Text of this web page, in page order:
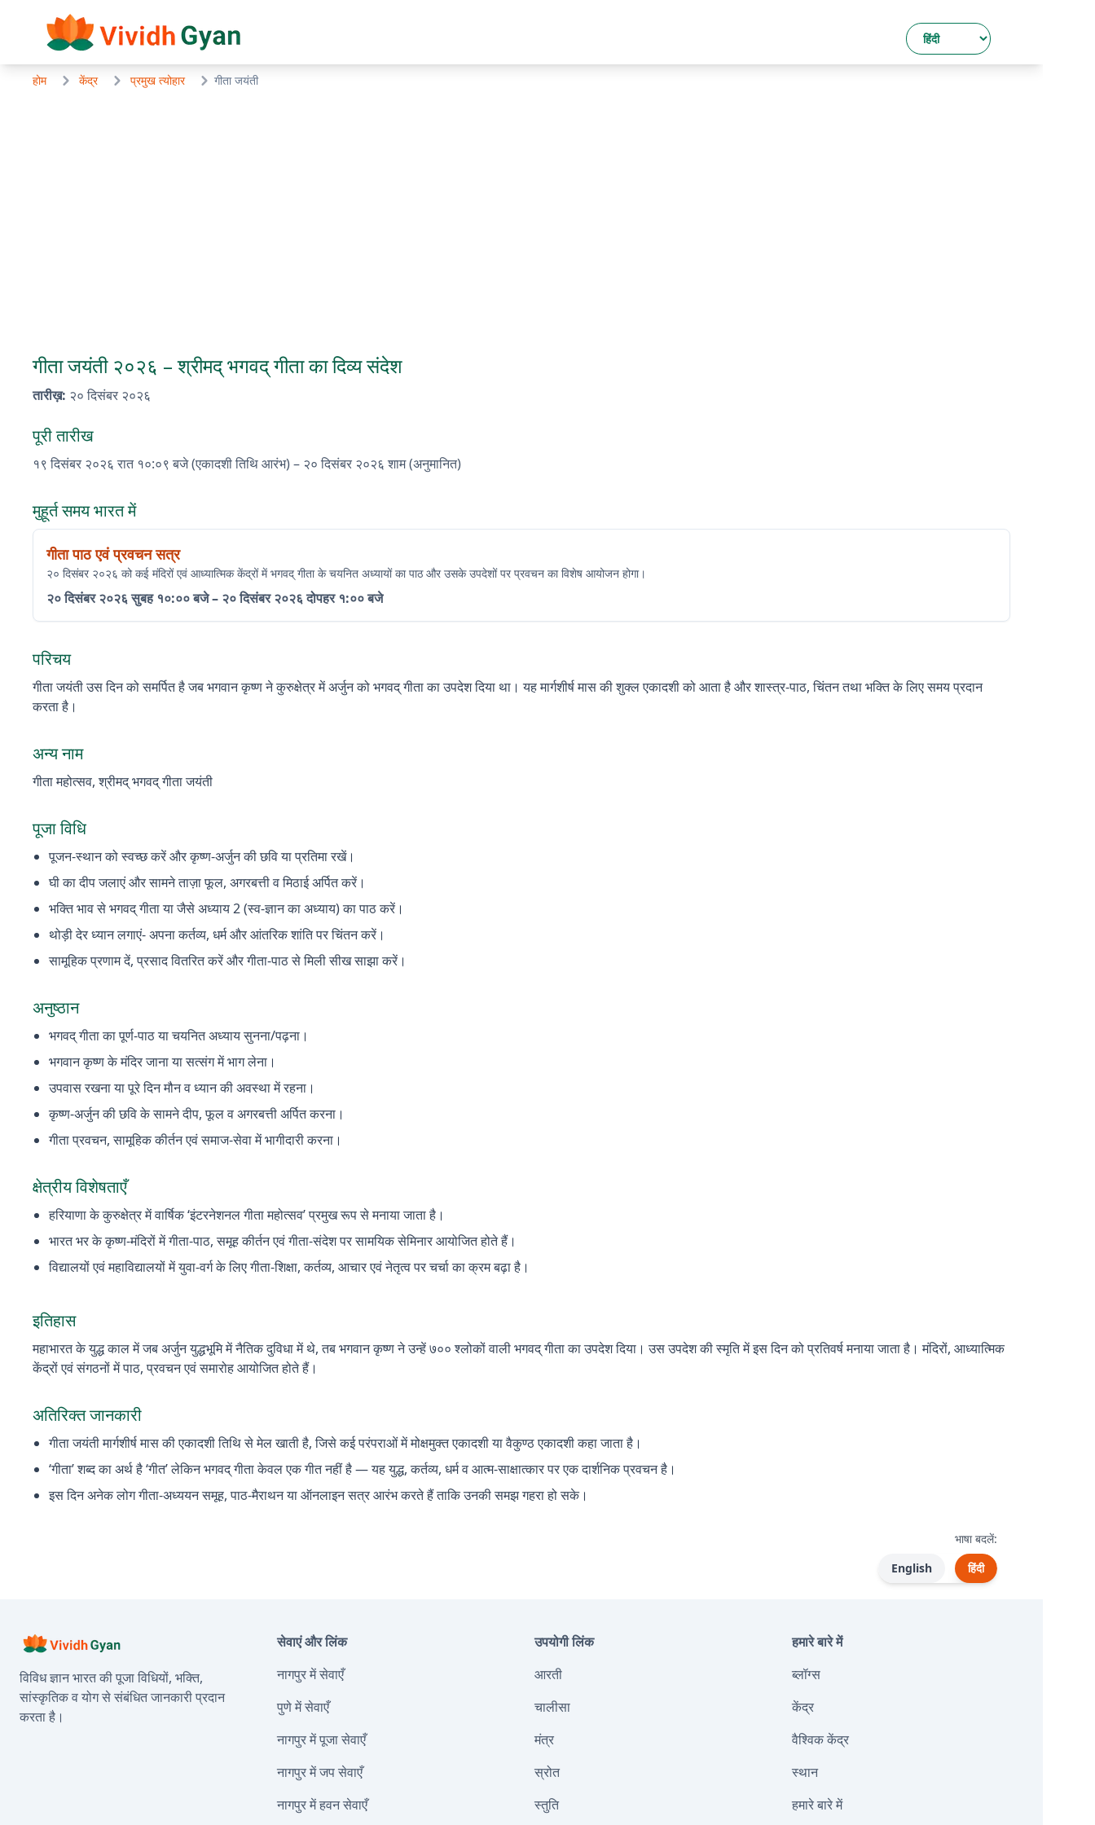
होम केंद्र प्रमुख त्योहार गीता जयंती
गीता जयंती २०२६ – श्रीमद् भगवद् गीता का दिव्य संदेश
तारीख़: २० दिसंबर २०२६
पूरी तारीख
१९ दिसंबर २०२६ रात १०:०९ बजे (एकादशी तिथि आरंभ)– २० दिसंबर २०२६ शाम (अनुमानित)
मुहूर्त समय भारत में
गीता पाठ एवं प्रवचन सत्र
२० दिसंबर २०२६ को कई मंदिरों एवं आध्यात्मिक केंद्रों में भगवद् गीता के चयनित अध्यायों का पाठ और उसके उपदेशों पर प्रवचन का विशेष आयोजन होगा।
२० दिसंबर २०२६ सुबह १०:०० बजे– २० दिसंबर २०२६ दोपहर १:०० बजे
परिचय
गीता जयंती उस दिन को समर्पित है जब भगवान कृष्ण ने कुरुक्षेत्र में अर्जुन को भगवद् गीता का उपदेश दिया था। यह मार्गशीर्ष मास की शुक्ल एकादशी को आता है और शास्त्र-पाठ, चिंतन तथा भक्ति के लिए समय प्रदान
करता है।
अन्य नाम
गीता महोत्सव, श्रीमद् भगवद् गीता जयंती
पूजा विधि
पूजन-स्थान को स्वच्छ करें और कृष्ण-अर्जुन की छवि या प्रतिमा रखें।
घी का दीप जलाएं और सामने ताज़ा फूल, अगरबत्ती व मिठाई अर्पित करें।
भक्ति भाव से भगवद् गीता या जैसे अध्याय 2 (स्व-ज्ञान का अध्याय) का पाठ करें।
थोड़ी देर ध्यान लगाएं- अपना कर्तव्य, धर्म और आंतरिक शांति पर चिंतन करें।
सामूहिक प्रणाम दें, प्रसाद वितरित करें और गीता-पाठ से मिली सीख साझा करें।
अनुष्ठान
भगवद् गीता का पूर्ण-पाठ या चयनित अध्याय सुनना/पढ़ना।
भगवान कृष्ण के मंदिर जाना या सत्संग में भाग लेना।
उपवास रखना या पूरे दिन मौन व ध्यान की अवस्था में रहना।
कृष्ण-अर्जुन की छवि के सामने दीप, फूल व अगरबत्ती अर्पित करना।
गीता प्रवचन, सामूहिक कीर्तन एवं समाज-सेवा में भागीदारी करना।
क्षेत्रीय विशेषताएँ
हरियाणा के कुरुक्षेत्र में वार्षिक ‘इंटरनेशनल गीता महोत्सव’ प्रमुख रूप से मनाया जाता है।
भारत भर के कृष्ण-मंदिरों में गीता-पाठ, समूह कीर्तन एवं गीता-संदेश पर सामयिक सेमिनार आयोजित होते हैं।
विद्यालयों एवं महाविद्यालयों में युवा-वर्ग के लिए गीता-शिक्षा, कर्तव्य, आचार एवं नेतृत्व पर चर्चा का क्रम बढ़ा है।
इतिहास
महाभारत के युद्ध काल में जब अर्जुन युद्धभूमि में नैतिक दुविधा में थे, तब भगवान कृष्ण ने उन्हें ७०० श्लोकों वाली भगवद् गीता का उपदेश दिया। उस उपदेश की स्मृति में इस दिन को प्रतिवर्ष मनाया जाता है। मंदिरों, आध्यात्मिक
केंद्रों एवं संगठनों में पाठ, प्रवचन एवं समारोह आयोजित होते हैं।
अतिरिक्त जानकारी
गीता जयंती मार्गशीर्ष मास की एकादशी तिथि से मेल खाती है, जिसे कई परंपराओं में मोक्षमुक्त एकादशी या वैकुण्ठ एकादशी कहा जाता है।
‘गीता’ शब्द का अर्थ है ‘गीत’ लेकिन भगवद् गीता केवल एक गीत नहीं है — यह युद्ध, कर्तव्य, धर्म व आत्म-साक्षात्कार पर एक दार्शनिक प्रवचन है।
इस दिन अनेक लोग गीता-अध्ययन समूह, पाठ-मैराथन या ऑनलाइन सत्र आरंभ करते हैं ताकि उनकी समझ गहरा हो सके।
भाषा बदलें:
English
हिंदी
विविध ज्ञान भारत की पूजा विधियों, भक्ति,
सांस्कृतिक व योग से संबंधित जानकारी प्रदान
करता है।
सेवाएं और लिंक
नागपुर में सेवाएँ
पुणे में सेवाएँ
नागपुर में पूजा सेवाएँ
नागपुर में जप सेवाएँ
नागपुर में हवन सेवाएँ
उपयोगी लिंक
आरती
चालीसा
मंत्र
स्रोत
स्तुति
हमारे बारे में
ब्लॉग्स
केंद्र
वैश्विक केंद्र
स्थान
हमारे बारे में